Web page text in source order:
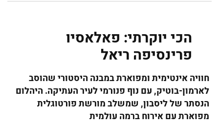
הכי יוקרתי: פאלאסיו
פרינסיפה ריאל
חוויה אינטימית ומפוארת במבנה היסטורי שהוסב
לארמון-בוטיק, עם נוף פנורמי לעיר העתיקה. היהלום
הנסתר של ליסבון, שמשלב מורשת פורטוגלית
מפוארת עם אירוח ברמה עולמית